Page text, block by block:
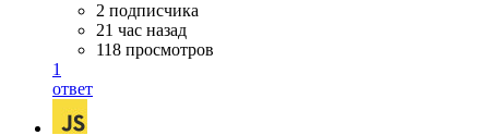
2 подписчика
21 час назад
118 просмотров
1
ответ